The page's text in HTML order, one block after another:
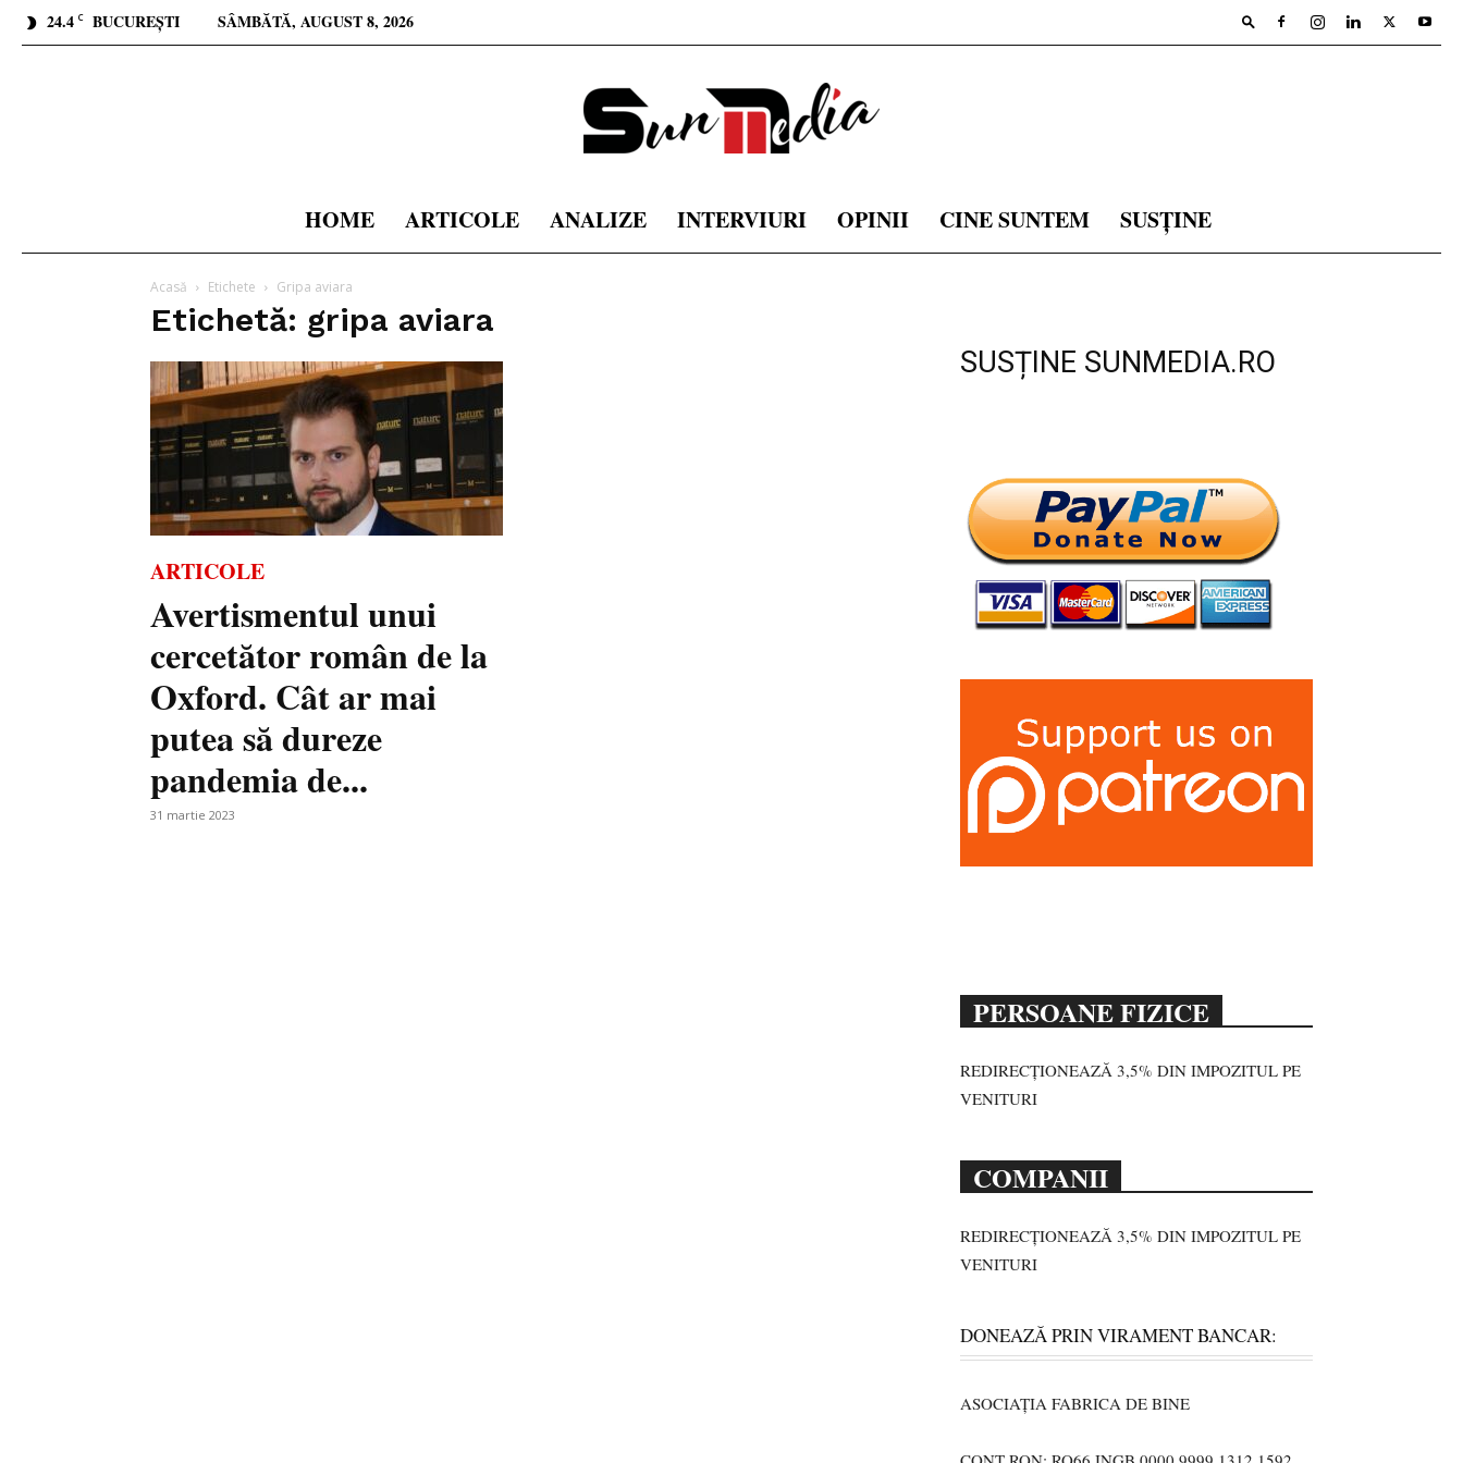
24.4 C BUCUREȘTI SÂMBĂTĂ, AUGUST 8, 2026
sunmedia.ro
HOME ARTICOLE ANALIZE INTERVIURI OPINII CINE SUNTEM SUSȚINE
Acasă Etichete Gripa aviara
Etichetă: gripa aviara
ARTICOLE
Avertismentul unui
cercetător român de la
Oxford. Cât ar mai
putea să dureze
pandemia de...
31 martie 2023
SUSȚINE SUNMEDIA.RO
PERSOANE FIZICE
REDIRECȚIONEAZĂ 3,5% DIN IMPOZITUL PE
VENITURI
COMPANII
REDIRECȚIONEAZĂ 3,5% DIN IMPOZITUL PE
VENITURI
DONEAZĂ PRIN VIRAMENT BANCAR:
ASOCIAȚIA FABRICA DE BINE